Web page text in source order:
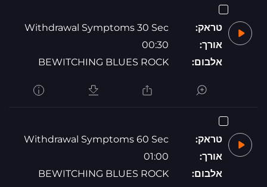
טראק:
Withdrawal Symptoms 30 Sec
אורך:
00:30
אלבום:
BEWITCHING BLUES ROCK
טראק:
Withdrawal Symptoms 60 Sec
אורך:
01:00
אלבום:
BEWITCHING BLUES ROCK